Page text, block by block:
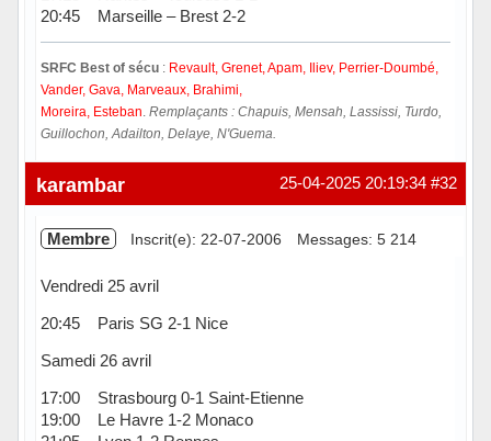
20:45 Marseille – Brest 2-2
SRFC Best of sécu: Revault, Grenet, Apam, Iliev, Perrier-Doumbé,
Vander, Gava, Marveaux, Brahimi,
Moreira, Esteban. Remplaçants : Chapuis, Mensah, Lassissi, Turdo,
Guillochon, Adailton, Delaye, N'Guema.
Hors ligne #32
25-04-2025 20:19:34
karambar
Membre Inscrit(e): 22-07-2006 Messages: 5 214
Vendredi 25 avril
20:45 Paris SG 2-1 Nice
Samedi 26 avril
17:00 Strasbourg 0-1 Saint-Etienne
19:00 Le Havre 1-2 Monaco